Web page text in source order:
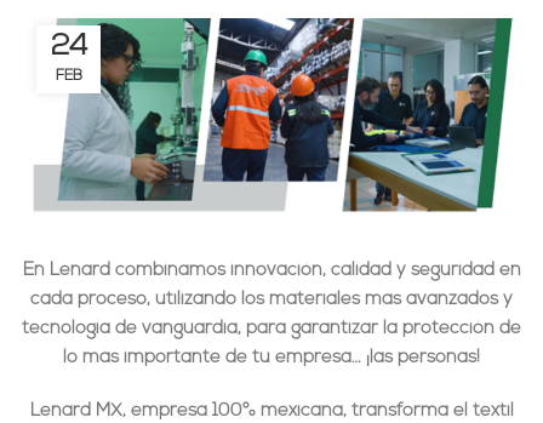
24
FEB
En Lenard combinamos innovación, calidad y seguridad en
cada proceso, utilizando los materiales más avanzados y
tecnología de vanguardia, para garantizar la protección de
lo más importante de tu empresa… ¡las personas!
Lenard MX, empresa 100% mexicana, transforma el textil